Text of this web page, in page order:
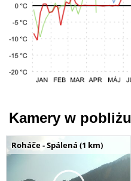
Kamery w pobliżu
Roháče - Spálená (1 km)